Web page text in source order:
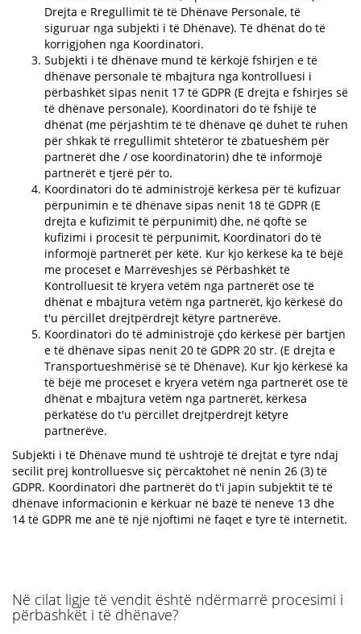
Drejta e Rregullimit të të Dhënave Personale, të
siguruar nga subjekti i të Dhënave). Të dhënat do të
korrigjohen nga Koordinatori.
Subjekti i të dhënave mund të kërkojë fshirjen e të
dhënave personale të mbajtura nga kontrolluesi i
përbashkët sipas nenit 17 të GDPR (E drejta e fshirjes së
të dhënave personale). Koordinatori do të fshijë të
dhënat (me përjashtim të të dhënave që duhet të ruhen
për shkak të rregullimit shtetëror të zbatueshëm për
partnerët dhe / ose koordinatorin) dhe të informojë
partnerët e tjerë për to.
Koordinatori do të administrojë kërkesa për të kufizuar
përpunimin e të dhënave sipas nenit 18 të GDPR (E
drejta e kufizimit të përpunimit) dhe, në qoftë se
kufizimi i procesit të përpunimit, Koordinatori do të
informojë partnerët për këtë. Kur kjo kërkesë ka të bëjë
me proceset e Marrëveshjes së Përbashkët të
Kontrolluesit të kryera vetëm nga partnerët ose të
dhënat e mbajtura vetëm nga partnerët, kjo kërkesë do
t'u përcillet drejtpërdrejt këtyre partnerëve.
Koordinatori do të administrojë çdo kërkesë për bartjen
e të dhënave sipas nenit 20 të GDPR 20 str. (E drejta e
Transportueshmërisë së të Dhënave). Kur kjo kërkesë ka
të bëjë me proceset e kryera vetëm nga partnerët ose të
dhënat e mbajtura vetëm nga partnerët, kërkesa
përkatëse do t'u përcillet drejtpërdrejt këtyre
partnerëve.
Subjekti i të Dhënave mund të ushtrojë të drejtat e tyre ndaj
secilit prej kontrolluesve siç përcaktohet në nenin 26 (3) të
GDPR. Koordinatori dhe partnerët do t'i japin subjektit të të
dhënave informacionin e kërkuar në bazë të neneve 13 dhe
14 të GDPR me anë të një njoftimi në faqet e tyre të internetit.
Në cilat ligje të vendit është ndërmarrë procesimi i
përbashkët i të dhënave?